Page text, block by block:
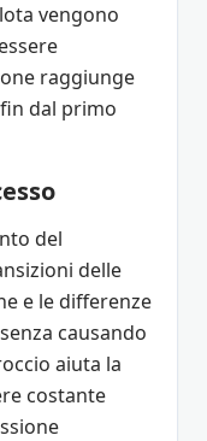
vengono
raggiunge
dal primo
del
delle
e le differenze
causando
aiuta la
costante